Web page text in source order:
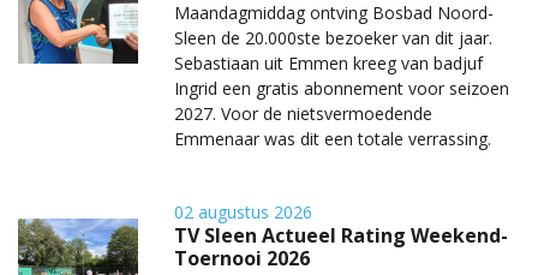
Maandagmiddag ontving Bosbad Noord-
Sleen de 20.000ste bezoeker van dit jaar.
Sebastiaan uit Emmen kreeg van badjuf
Ingrid een gratis abonnement voor seizoen
2027. Voor de nietsvermoedende
Emmenaar was dit een totale verrassing.
02 augustus 2026
TV Sleen Actueel Rating Weekend-
Toernooi 2026